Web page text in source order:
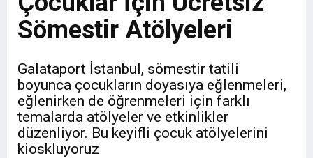
Sömestir Atölyeleri
Galataport İstanbul, sömestir tatili
boyunca çocukların doyasıya eğlenmeleri,
eğlenirken de öğrenmeleri için farklı
temalarda atölyeler ve etkinlikler
düzenliyor. Bu keyifli çocuk atölyelerini
kioskluyoruz